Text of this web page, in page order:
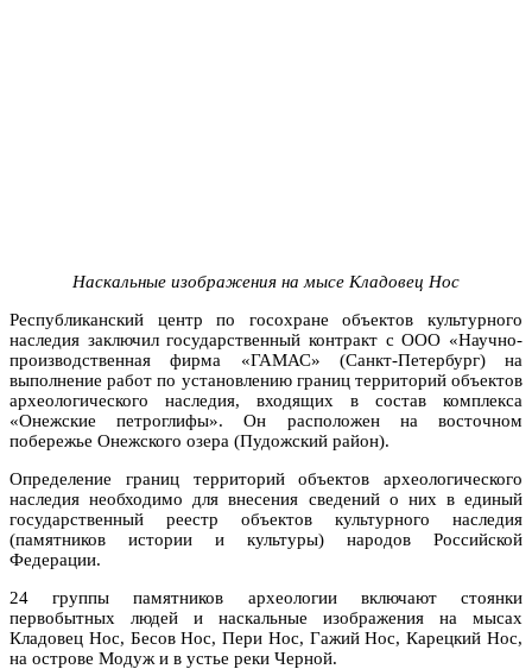
Наскальные изображения на мысе Кладовец Нос
Республиканский центр по госохране объектов культурного
наследия заключил государственный контракт с ООО «Научно-
производственная фирма «ГАМАС» (Санкт-Петербург) на
выполнение работ по установлению границ территорий объектов
археологического наследия, входящих в состав комплекса
«Онежские петроглифы». Он расположен на восточном
побережье Онежского озера (Пудожский район).
Определение границ территорий объектов археологического
наследия необходимо для внесения сведений о них в единый
государственный реестр объектов культурного наследия
(памятников истории и культуры) народов Российской
Федерации.
24 группы памятников археологии включают стоянки
первобытных людей и наскальные изображения на мысах
Кладовец Нос, Бесов Нос, Пери Нос, Гажий Нос, Карецкий Нос,
на острове Модуж и в устье реки Черной.